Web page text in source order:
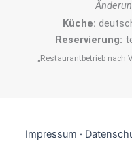
Küche:
Reservierung:
„Restaurantbetrieb nach
Impressum ·